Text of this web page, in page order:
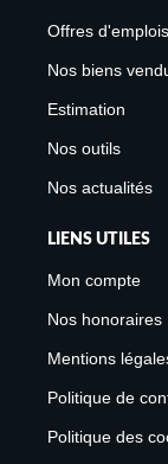
Offres d'emplois
Nos biens
Estimation
Nos outils
Nos actualités
LIENS UTILES
Mon compte
Nos honoraires
Mentions
Politique de
Politique des